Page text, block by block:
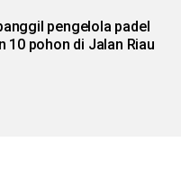
pengelola padel
10 pohon di Jalan Riau